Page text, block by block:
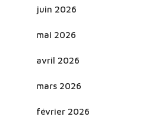
juin 2026
mai 2026
avril 2026
mars 2026
février 2026